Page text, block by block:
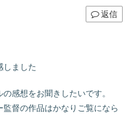
返信
しました
感想をお聞きしたいです。
督の作品はかなりご覧になら